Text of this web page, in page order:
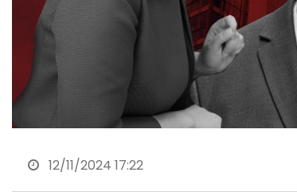
12/11/2024 17:22